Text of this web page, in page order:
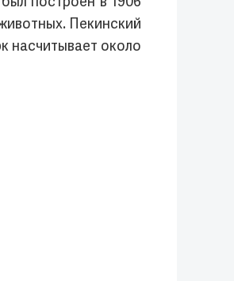
Пекинский
насчитывает около